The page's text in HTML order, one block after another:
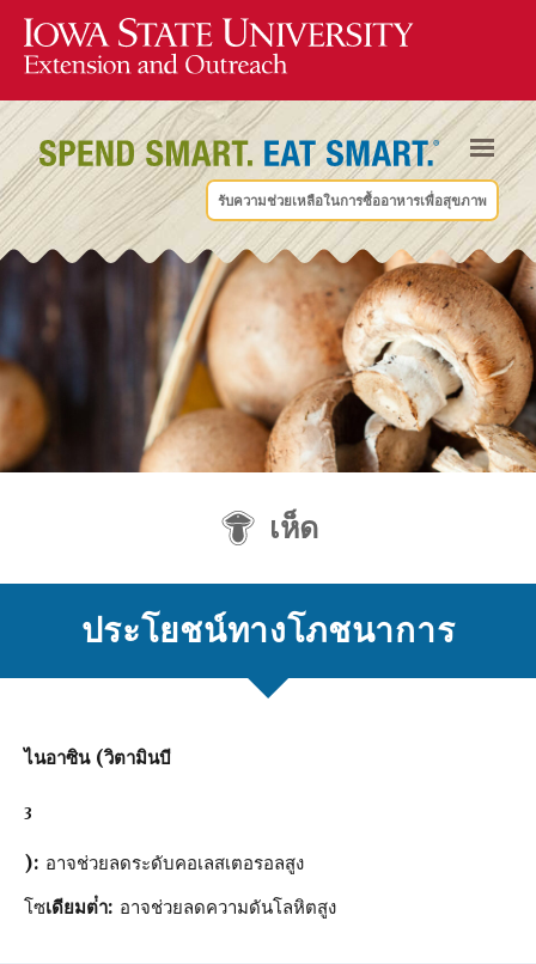
รับความช่วยเหลือในการซื้ออาหารเพื่อสุขภาพ
เห็ด
ประโยชน์ทางโภชนาการ
ไนอาซิน (วิตามินบี
3
): อาจช่วยลดระดับคอเลสเตอรอลสูง
โซเดียมต่ํา: อาจช่วยลดความดันโลหิตสูง